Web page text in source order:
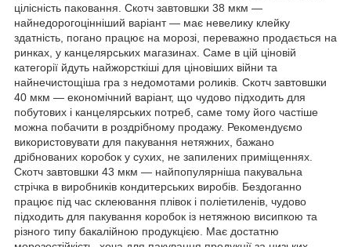
цілісність паковання. Скотч завтовшки 38 мкм —
найнедорогоцінніший варіант — має невелику клейку
здатність, погано працює на морозі, переважно продається на
ринках, у канцелярських магазинах. Саме в цій ціновій
категорії йдуть найжорсткіші для ціновіших війни та
найнечистощіша гра з недомотами роликів. Скотч завтовшки
40 мкм — економічний варіант, що чудово підходить для
побутових і канцелярських потреб, саме тому його частіше
можна побачити в роздрібному продажу. Рекомендуємо
використовувати для пакування нетяжних, бажано
дрібнованих коробок у сухих, не запилених приміщеннях.
Скотч завтовшки 43 мкм — найпопулярніша пакувальна
стрічка в виробників кондитерських виробів. Бездоганно
працює під час склеювання плівок і поліетиленів, чудово
підходить для пакування коробок із нетяжною висипкою та
різного типу бакалійною продукцією. Має достатню